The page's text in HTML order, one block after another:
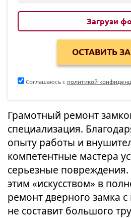
Грамотный ремонт
специализация.
опыту работы и
компетентные мастера
серьезные
этим «искусством» в
ремонт дверного замка
не составит большого
Загрузи
Соглашаюсь с политикой